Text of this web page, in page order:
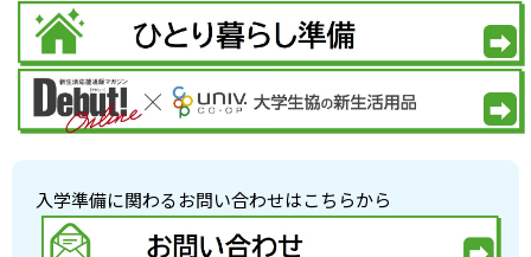
入学準備に関わるお問い合わせはこちらから